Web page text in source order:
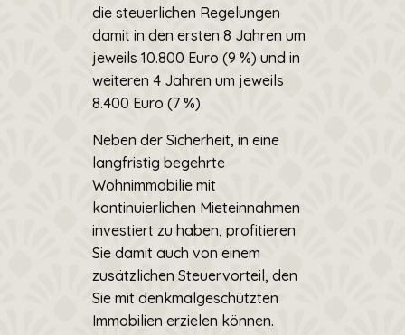
die steuerlichen Regelungen
damit in den ersten 8 Jahren um
jeweils 10.800 Euro (9 %) und in
weiteren 4 Jahren um jeweils
8.400 Euro (7 %).
Neben der Sicherheit, in eine
langfristig begehrte
Wohnimmobilie mit
kontinuierlichen Mieteinnahmen
investiert zu haben, profitieren
Sie damit auch von einem
zusätzlichen Steuervorteil, den
Sie mit denkmalgeschützten
Immobilien erzielen können.